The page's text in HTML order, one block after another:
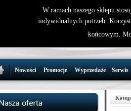
Nowości Promocje Wyprzedaże Serwis
W ramach naszego sklepu
indywidualnych potrzeb.
końcowym.